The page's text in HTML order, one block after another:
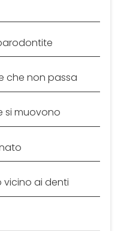
che non passa
si muovono
ai denti